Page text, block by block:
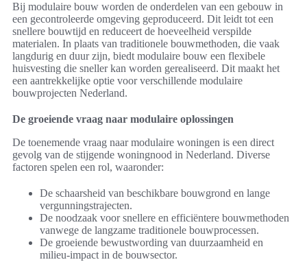
Bij modulaire bouw worden de onderdelen van een gebouw in
een gecontroleerde omgeving geproduceerd. Dit leidt tot een
snellere bouwtijd en reduceert de hoeveelheid verspilde
materialen. In plaats van traditionele bouwmethoden, die vaak
langdurig en duur zijn, biedt modulaire bouw een flexibele
huisvesting die sneller kan worden gerealiseerd. Dit maakt het
een aantrekkelijke optie voor verschillende modulaire
bouwprojecten Nederland.
De groeiende vraag naar modulaire oplossingen
De toenemende vraag naar modulaire woningen is een direct
gevolg van de stijgende woningnood in Nederland. Diverse
factoren spelen een rol, waaronder:
De schaarsheid van beschikbare bouwgrond en lange
vergunningstrajecten.
De noodzaak voor snellere en efficiëntere bouwmethoden
vanwege de langzame traditionele bouwprocessen.
De groeiende bewustwording van duurzaamheid en
milieu-impact in de bouwsector.